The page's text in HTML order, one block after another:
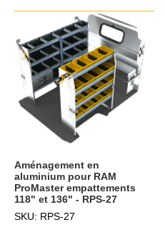
Aménagement en
aluminium pour RAM
ProMaster empattements
118" et 136" - RPS-27
SKU: RPS-27